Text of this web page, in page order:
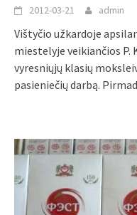
2012-03-21 admin
Vištyčio užkardoje
miestelyje veikiančios P.
vyresniųjų klasių
pasieniečių darbą.